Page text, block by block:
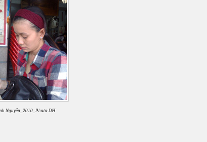
Nguyễn_2010_Photo DH